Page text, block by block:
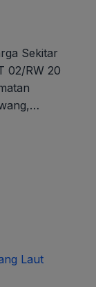
Sekitar
02/RW 20